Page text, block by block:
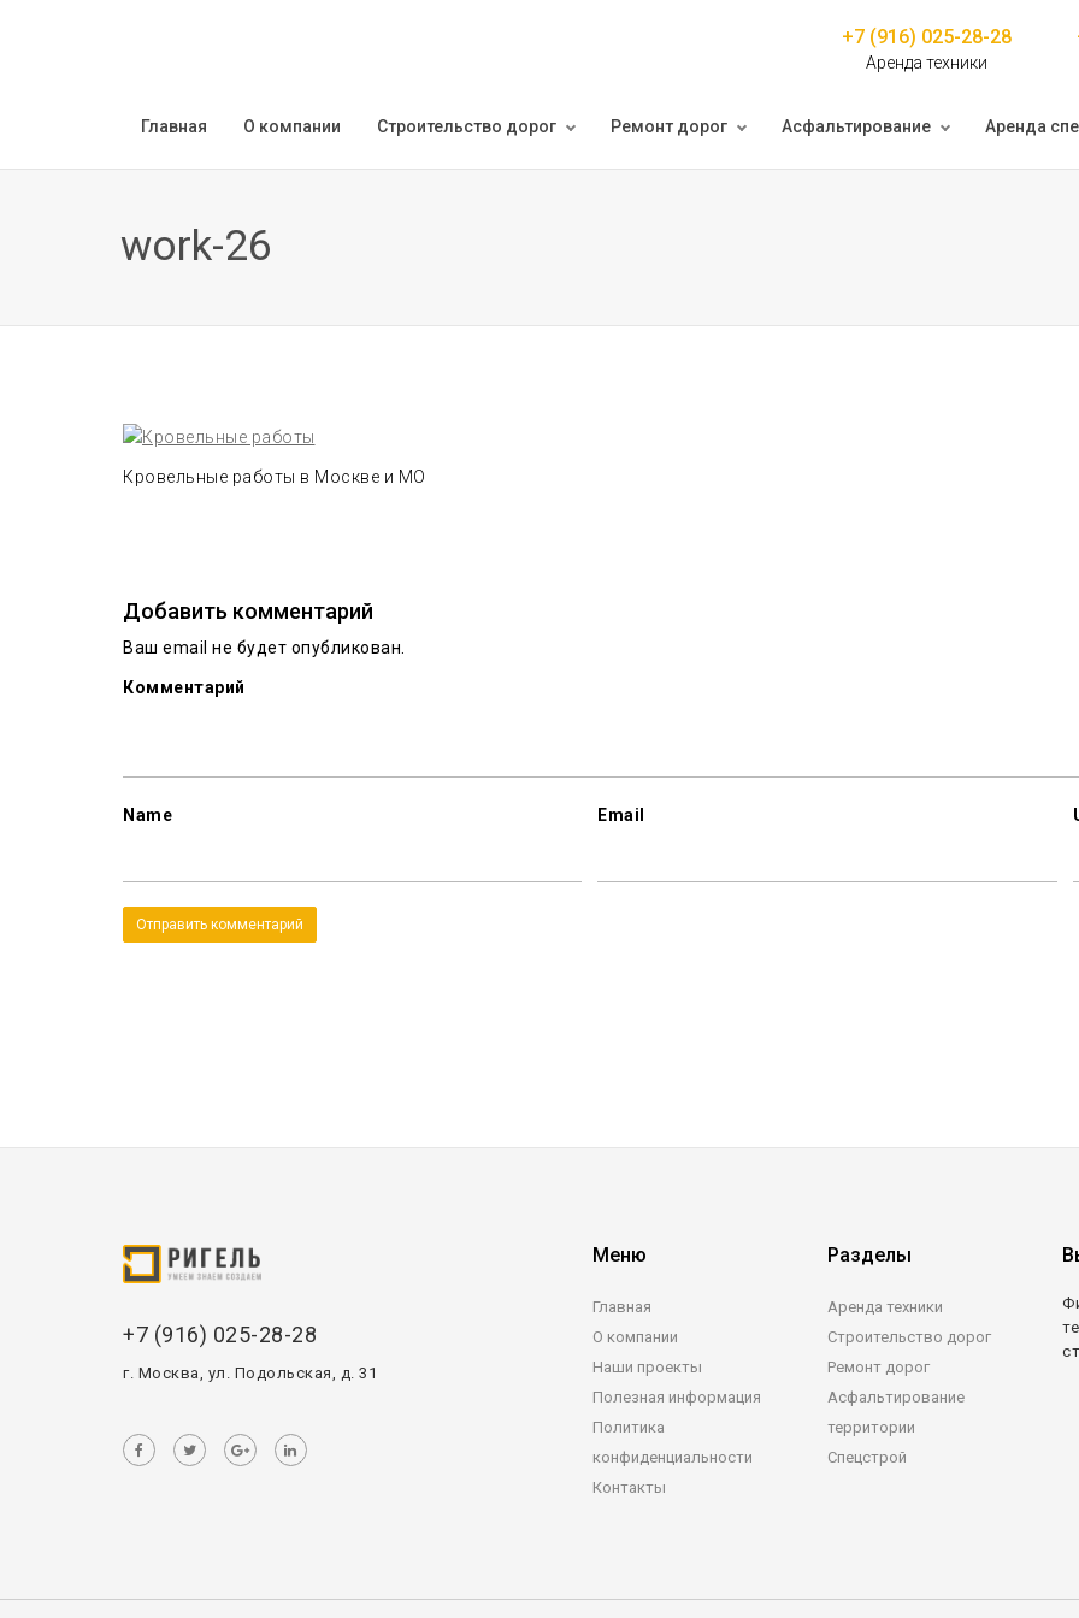
+7 (916) 025-28-28
Аренда техники
Главная О компании Строительство дорог Ремонт дорог Асфальтирование Аренда
work-26
Кровельные работы в Москве и МО
Добавить комментарий
Ваш email не будет опубликован.
Комментарий
Name Email
+7 (916) 025-28-28
г. Москва, ул. Подольская, д. 31
Меню
Главная
О компании
Наши проекты
Полезная информация
Политика
конфиденциальности
Контакты
Разделы
Аренда техники
Строительство дорог
Ремонт дорог
Асфальтирование
территории
Спецстрой